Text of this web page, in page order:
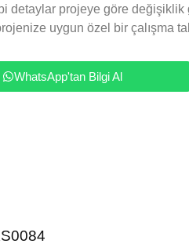
detaylar projeye göre
uygun özel bir çalışma
WhatsApp'tan Bilgi Al